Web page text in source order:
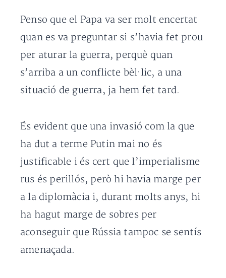
Penso que el Papa va ser molt encertat
quan es va preguntar si s’havia fet prou
per aturar la guerra, perquè quan
s’arriba a un conflicte bèl·lic, a una
situació de guerra, ja hem fet tard.
És evident que una invasió com la que
ha dut a terme Putin mai no és
justificable i és cert que l’imperialisme
rus és perillós, però hi havia marge per
a la diplomàcia i, durant molts anys, hi
ha hagut marge de sobres per
aconseguir que Rússia tampoc se sentís
amenaçada.